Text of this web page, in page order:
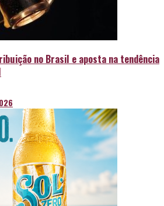
no Brasil e aposta na tendência